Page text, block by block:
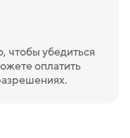
чтобы убедиться
оплатить